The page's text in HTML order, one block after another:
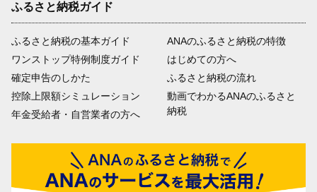
ふるさと納税ガイド
ふるさと納税の基本ガイド
ワンストップ特例制度ガイド
確定申告のしかた
控除上限額シミュレーション
年金受給者・自営業者の方へ
ANAのふるさと納税の特徴
はじめての方へ
ふるさと納税の流れ
動画でわかるANAのふるさと
納税